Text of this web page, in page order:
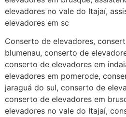
elevadores no vale do Itajaí,
elevadores em sc
Conserto de elevadores,
blumenau, conserto de
conserto de elevadores em
elevadores em pomerode,
jaraguá do sul, conserto de
conserto de elevadores em
elevadores no vale do Itajaí,